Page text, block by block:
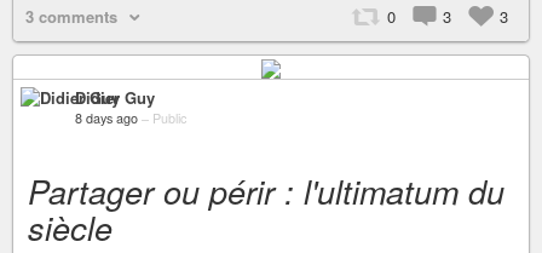
3 comments 0 3 3
Didier Guy
8 days ago – Public
Partager ou périr : l'ultimatum du
siècle